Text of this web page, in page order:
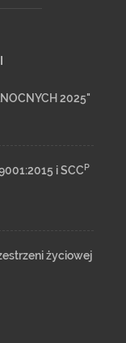
2025"
i SCCP
życiowej